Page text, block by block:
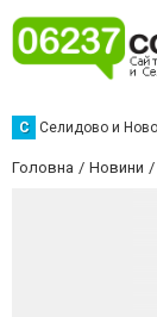
С Селидово и
Головна Новини